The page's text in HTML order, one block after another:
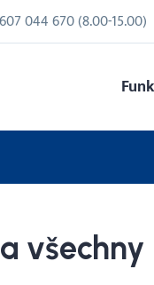
607 044 670(8.00-15.00)